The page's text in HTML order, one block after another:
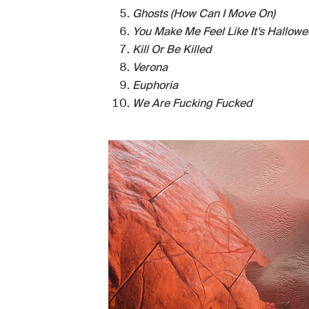
Ghosts (How Can I Move On)
You Make Me Feel Like It’s
Kill Or Be Killed
Verona
Euphoria
We Are Fucking Fucked